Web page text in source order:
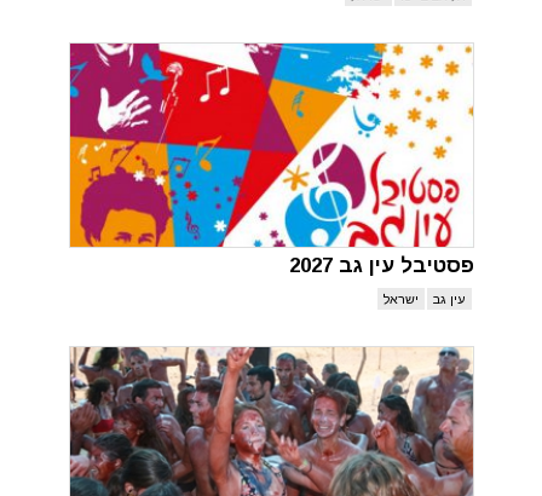
פסטיבל עין גב 2027
עין גב ישראל